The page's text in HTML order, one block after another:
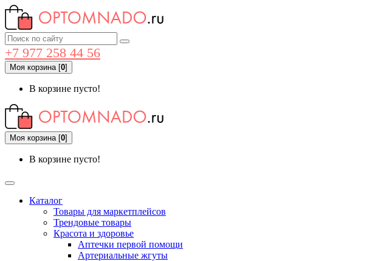
+7 977 258 44 56
Моя корзина[0]
В корзине пусто!
Моя корзина[0]
В корзине пусто!
Каталог
Товары для маркетплейсов
Трендовые товары
Красота и здоровье
Аптечки первой помощи
Артериальные жгуты